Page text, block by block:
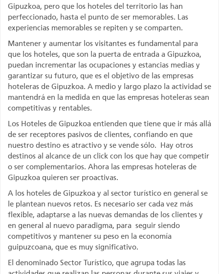
Gipuzkoa, pero que los hoteles del territorio las han
perfeccionado, hasta el punto de ser memorables. Las
experiencias memorables se repiten y se comparten.
Mantener y aumentar los visitantes es fundamental para
que los hoteles, que son la puerta de entrada a Gipuzkoa,
puedan incrementar las ocupaciones y estancias medias y
garantizar su futuro, que es el objetivo de las empresas
hoteleras de Gipuzkoa. A medio y largo plazo la actividad se
mantendrá en la medida en que las empresas hoteleras sean
competitivas y rentables.
Los Hoteles de Gipuzkoa entienden que tiene que ir más allá
de ser receptores pasivos de clientes, confiando en que
nuestro destino es atractivo y se vende sólo. Hay otros
destinos al alcance de un click con los que hay que competir
o ser complementarios. Ahora las empresas hoteleras de
Gipuzkoa quieren ser proactivas.
A los hoteles de Gipuzkoa y al sector turístico en general se
le plantean nuevos retos. Es necesario ser cada vez más
flexible, adaptarse a las nuevas demandas de los clientes y
en general al nuevo paradigma, para seguir siendo
competitivos y mantener su peso en la economía
guipuzcoana, que es muy significativo.
El denominado Sector Turístico, que agrupa todas las